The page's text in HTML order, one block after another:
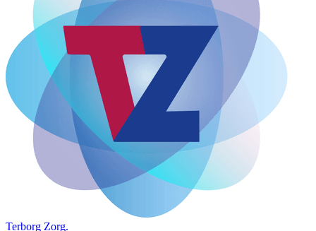
Terborg Zorg.